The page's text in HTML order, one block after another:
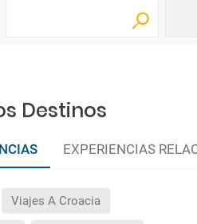
Destinos
EXPERIENCIAS
Viajes A Croacia